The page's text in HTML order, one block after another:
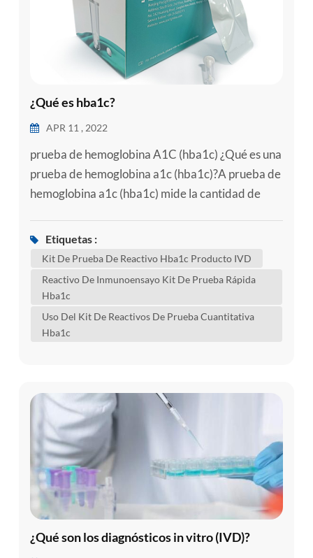
¿Qué es hba1c?
APR 11 , 2022
prueba de hemoglobina A1C (hba1c) ¿Qué es una
prueba de hemoglobina a1c (hba1c)?A prueba de
hemoglobina a1c (hba1c) mide la cantidad de
hemoglobina. la hemoglobina es la parte de los
glóbulos rojos que transporta el oxígeno desde los
hba1c muestra cuál es la cantidad promedio de
glucosa adherida a la hemoglobin...
Etiquetas :
Kit De Prueba De Reactivo Hba1c Producto IVD
Reactivo De Inmunoensayo Kit De Prueba Rápida
Hba1c
Uso Del Kit De Reactivos De Prueba Cuantitativa
Hba1c
¿Qué son los diagnósticos in vitro (IVD)?